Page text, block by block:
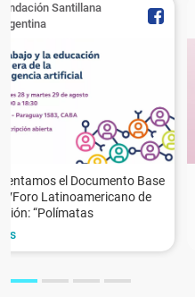
Santillana
el Documento Base
Latinoamericano de
“Polímatas